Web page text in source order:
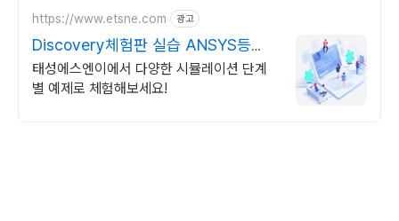
https://www.etsne.com 광고
Discovery체험판 실습 ANSYS등
CAE 무료자료
태성에스엔이에서 다양한 시뮬레이션 단계
별 예제로 체험해보세요!